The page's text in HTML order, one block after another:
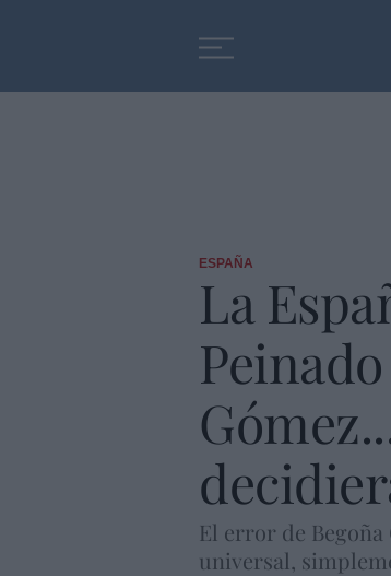
ESPAÑA
La
El error de
universal,